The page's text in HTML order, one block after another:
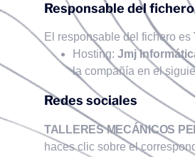
Responsable del
El responsable del fichero es
Hosting: Jmj
la compañía en el
Redes sociales
TALLERES MECÁNICOS
haces clic sobre el